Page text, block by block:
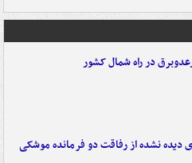
در راه شمال کشور
نشده از رفاقت دو فرمانده‌ موشکی